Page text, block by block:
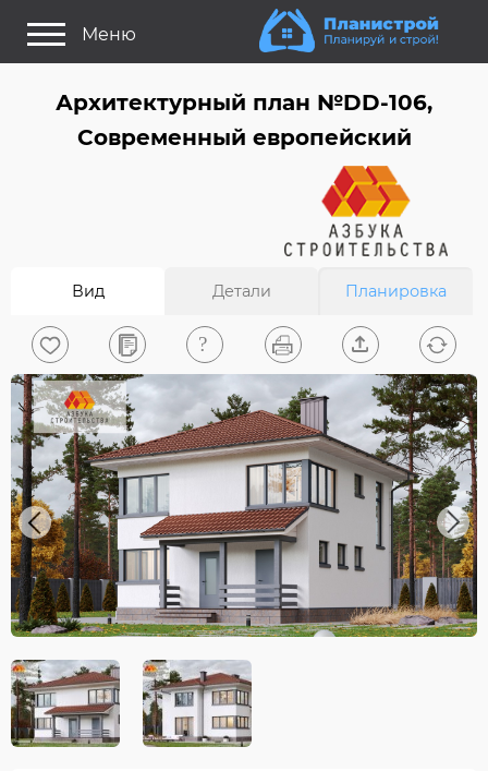
Меню
Как выбрать планировку?
Найти архитектора
На главную
0
Вход/Регистрация
Архитектурный план №DD-106,
Современный европейский
Вид Детали Планировка
Previous Next